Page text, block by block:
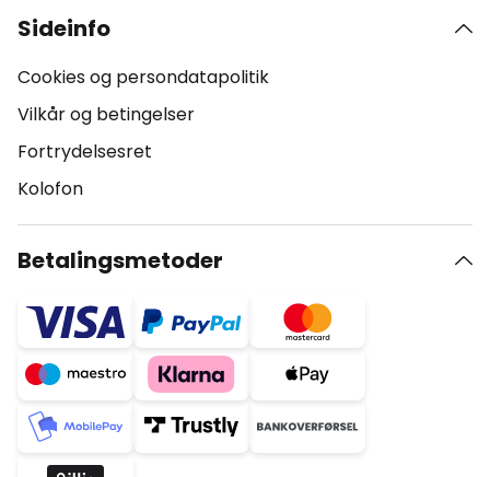
Sideinfo
Cookies og persondatapolitik
Vilkår og betingelser
Fortrydelsesret
Kolofon
Betalingsmetoder